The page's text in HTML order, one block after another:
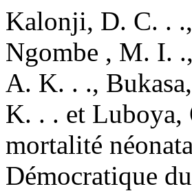
Kalonji, D. C. .
Ngombe , M. I.
A. K. . .,
K. . . et Luboya,
mortalité
Démocratique